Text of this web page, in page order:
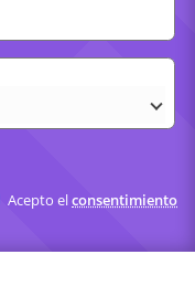
Acepto elconsentimiento